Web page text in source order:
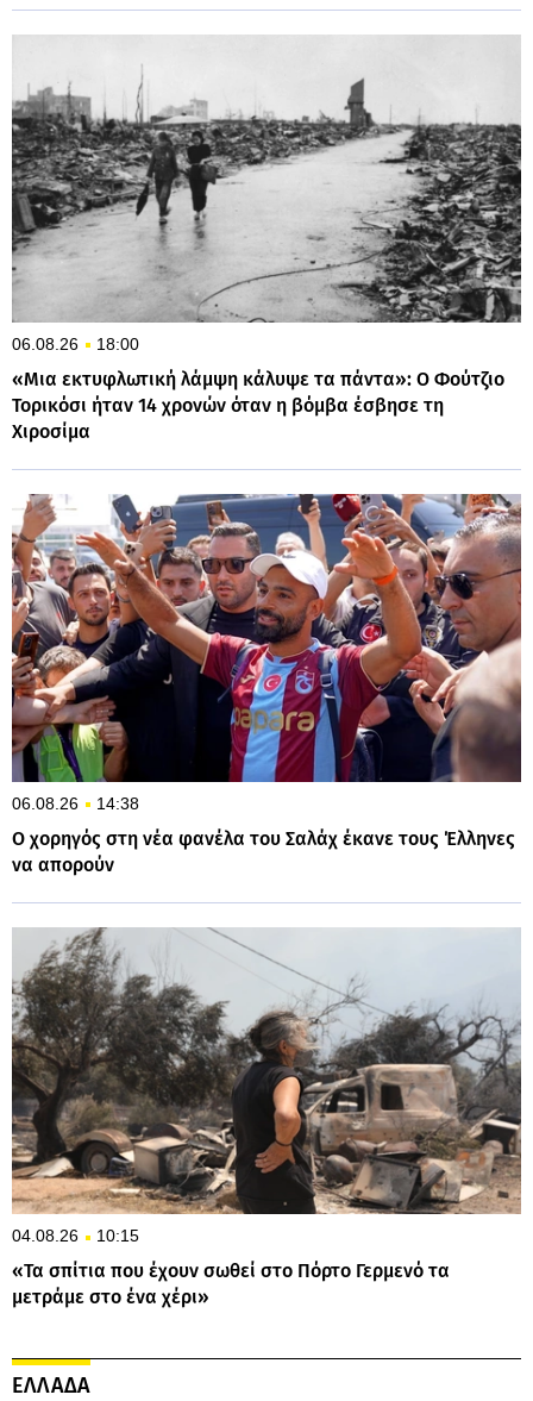
06.08.26 18:00
«Μια εκτυφλωτική λάμψη κάλυψε τα πάντα»: Ο Φούτζιο
Τορικόσι ήταν 14 χρονών όταν η βόμβα έσβησε τη
Χιροσίμα
06.08.26 14:38
Ο χορηγός στη νέα φανέλα του Σαλάχ έκανε τους Έλληνες
να απορούν
04.08.26 10:15
«Τα σπίτια που έχουν σωθεί στο Πόρτο Γερμενό τα
μετράμε στο ένα χέρι»
ΕΛΛΑΔΑ